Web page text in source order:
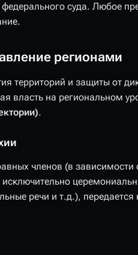
суда. Любое
регионами
территорий и защиты от
власть на региональном
.
членов (в зависимости
речи и т.д.),